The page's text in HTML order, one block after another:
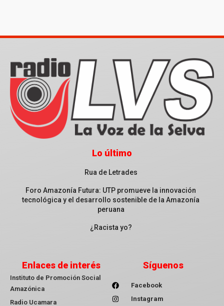
Lo último
Rua de Letrades
Foro Amazonía Futura: UTP promueve la innovación
tecnológica y el desarrollo sostenible de la Amazonía
peruana
¿Racista yo?
Enlaces de interés
Instituto de Promoción Social
Amazónica
Radio Ucamara
Síguenos
Facebook
Instagram